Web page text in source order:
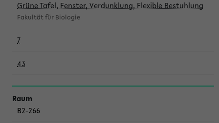
Grüne Tafel, Fenster, Verdunklung, Flexible Bestuhlung
Fakultät für Biologie
7
43
B2-266